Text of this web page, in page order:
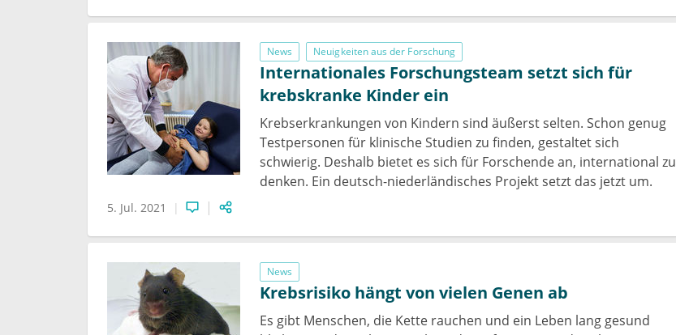
News Neuigkeiten aus der Forschung
Internationales Forschungsteam setzt sich für
krebskranke Kinder ein
Krebserkrankungen von Kindern sind äußerst selten. Schon genug
Testpersonen für klinische Studien zu finden, gestaltet sich
schwierig. Deshalb bietet es sich für Forschende an, international zu
denken. Ein deutsch-niederländisches Projekt setzt das jetzt um.
5. Jul. 2021
News
Krebsrisiko hängt von vielen Genen ab
Es gibt Menschen, die Kette rauchen und ein Leben lang gesund